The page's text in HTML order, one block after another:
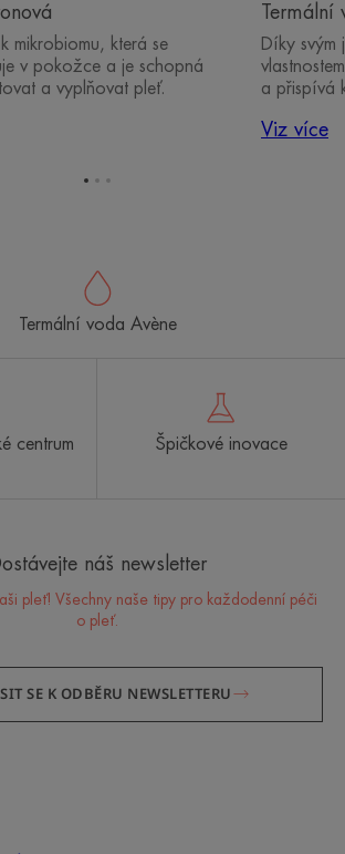
mikrobiomu, která se
v pokožce a je schopná
a vyplňovat pleť.
Termální
Díky svým
a přispívá
Viz více
Termální voda Avène
centrum
Špičkové inovace
náš newsletter
pleť! Všechny naše tipy pro každodenní péči
o pleť.
SE K ODBĚRU NEWSLETTERU